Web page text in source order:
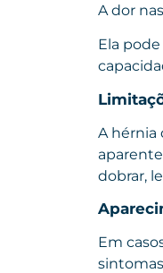
A dor
Ela
A hérnia
dobrar,
Em